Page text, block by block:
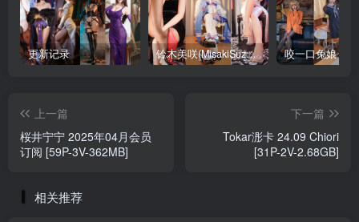
更新记录 铃木美咲(MisakiSuzuki) 合集下载 咬一口兔娘 合
上一篇
桜井宁宁 2025年04月会员
订阅 [59P-3V-362MB]
下一篇
Tokar浵卡 24.09 Chiori
[31P-2V-2.68GB]
相关推荐